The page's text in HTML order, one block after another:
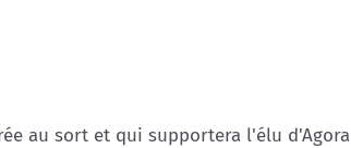
au sort et qui supportera l'élu d'Agora